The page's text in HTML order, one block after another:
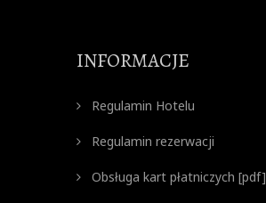
INFORMACJE
Regulamin Hotelu
Regulamin rezerwacji
Obsługa kart płatniczych [pdf]